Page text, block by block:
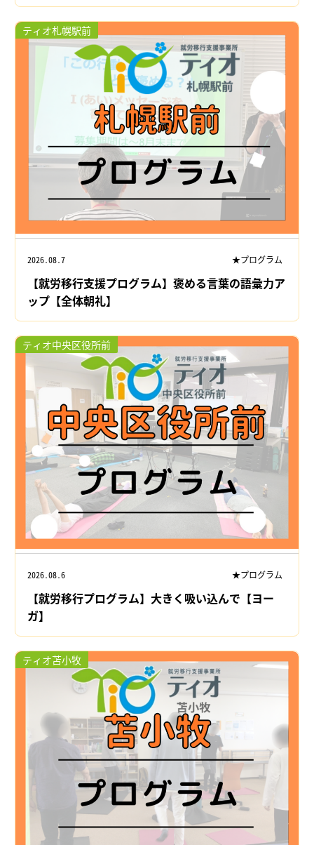
ティオ札幌駅前
2026.08.7 ★プログラム
【就労移行支援プログラム】褒める言葉の語彙力ア
ップ【全体朝礼】
ティオ中央区役所前
2026.08.6 ★プログラム
【就労移行プログラム】大きく吸い込んで【ヨー
ガ】
ティオ苫小牧